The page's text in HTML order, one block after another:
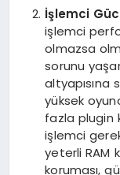
İşlemci
işlemci
olmazsa
sorunu
altyapısına
yüksek
fazla plugin
işlemci
yeterli RAM
koruması,